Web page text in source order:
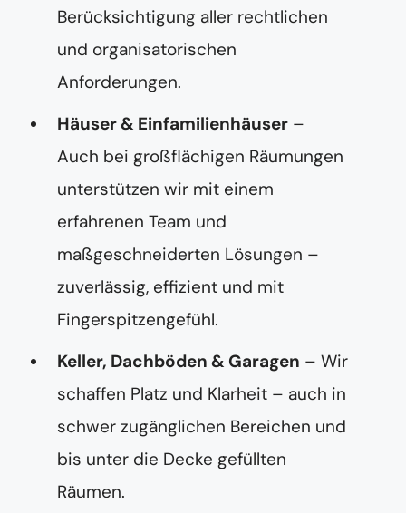
Berücksichtigung aller rechtlichen
und organisatorischen
Anforderungen.
Häuser & Einfamilienhäuser –
Auch bei großflächigen Räumungen
unterstützen wir mit einem
erfahrenen Team und
maßgeschneiderten Lösungen –
zuverlässig, effizient und mit
Fingerspitzengefühl.
Keller, Dachböden & Garagen – Wir
schaffen Platz und Klarheit – auch in
schwer zugänglichen Bereichen und
bis unter die Decke gefüllten
Räumen.